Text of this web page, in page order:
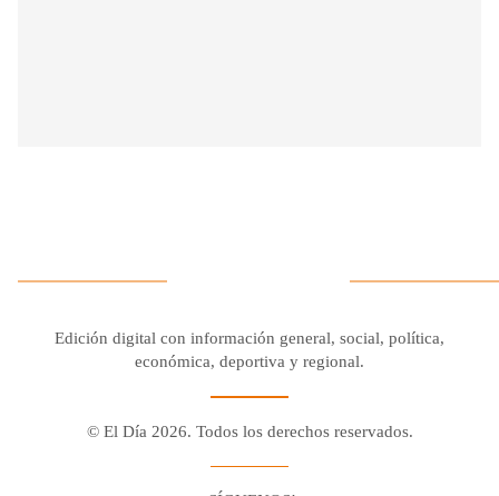
Edición digital con información general, social, política,
económica, deportiva y regional.
© El Día 2026. Todos los derechos reservados.